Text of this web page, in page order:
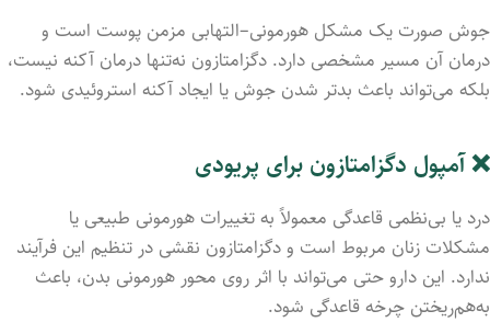
جوش صورت یک مشکل هورمونی–التهابی مزمن پوست است و
درمان آن مسیر مشخصی دارد. دگزامتازون نه‌تنها درمان آکنه نیست،
بلکه می‌تواند باعث بدتر شدن جوش یا ایجاد آکنه استروئیدی شود.
❌ آمپول دگزامتازون برای پریودی
درد یا بی‌نظمی قاعدگی معمولاً به تغییرات هورمونی طبیعی یا
مشکلات زنان مربوط است و دگزامتازون نقشی در تنظیم این فرآیند
ندارد. این دارو حتی می‌تواند با اثر روی محور هورمونی بدن، باعث
به‌هم‌ریختن چرخه قاعدگی شود.